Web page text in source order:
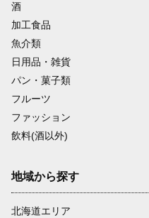
酒
加工食品
魚介類
日用品・雑貨
パン・菓子類
フルーツ
ファッション
飲料(酒以外)
地域から探す
北海道エリア